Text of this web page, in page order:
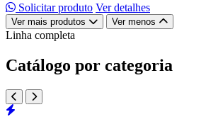
Solicitar produto Ver detalhes
Ver mais produtos Ver menos
Linha completa
Catálogo por categoria